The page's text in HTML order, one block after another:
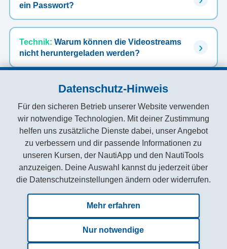
Datenschutz-Hinweis
Für den sicheren Betrieb unserer Website verwenden
wir notwendige Technologien. Mit deiner Zustimmung
helfen uns zusätzliche Dienste dabei, unser Angebot
zu verbessern und dir passende Informationen zu
unseren Kursen, der NautiApp und den NautiTools
anzuzeigen. Deine Auswahl kannst du jederzeit über
die Datenschutzeinstellungen ändern oder widerrufen.
Mehr erfahren
Nur notwendige
ein Passwort?
Technik: Warum können die Videostreams
nicht heruntergeladen werden?
Dokumente:Was kann ich tun, wenn ein
AGB
Datenschutzerklärung